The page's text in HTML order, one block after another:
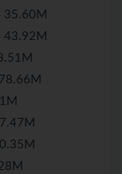
35.60M
43.92M